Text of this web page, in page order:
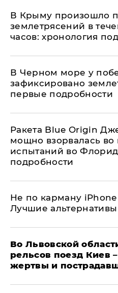
В Крыму произошло
землетрясений в
часов: хронология
В Черном море у
зафиксировано
первые подробности
Ракета Blue Origin
мощно взорвалась во
испытаний во
подробности
Не по карману iPhone
Лучшие альтернативы
Во Львовской
рельсов поезд Киев
жертвы и